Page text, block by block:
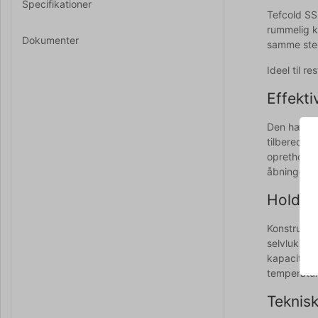
Specifikationer
Dokumenter
Tefcold
rummelig
samme
Ideel til
Den
åbninger.
kapacitet